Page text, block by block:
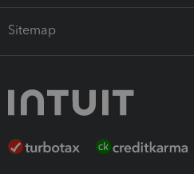
Sitemap